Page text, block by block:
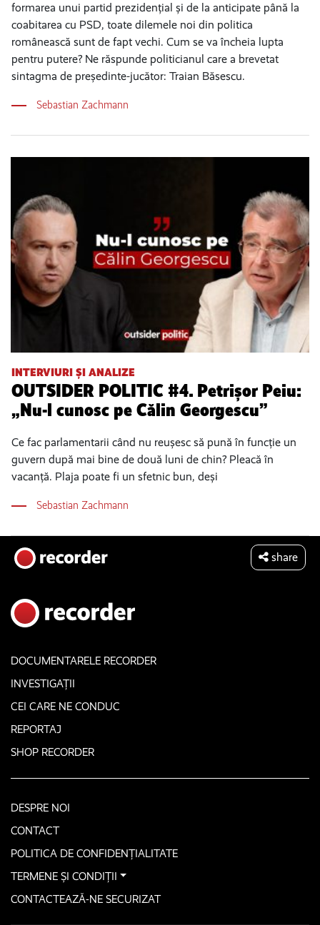
formarea unui partid prezidențial și de la anticipate până la
coabitarea cu PSD, toate dilemele noi din politica
românească sunt de fapt vechi. Cum se va încheia lupta
pentru putere? Ne răspunde politicianul care a brevetat
sintagma de președinte-jucător: Traian Băsescu.
Sebastian Zachmann
INTERVIURI ȘI ANALIZE
OUTSIDER POLITIC #4. Petrișor Peiu:
„Nu-l cunosc pe Călin Georgescu”
Ce fac parlamentarii când nu reușesc să pună în funcție un
guvern după mai bine de două luni de chin? Pleacă în
vacanță. Plaja poate fi un sfetnic bun, deși
Sebastian Zachmann
share
DOCUMENTARELE RECORDER
INVESTIGAȚII
CEI CARE NE CONDUC
REPORTAJ
SHOP RECORDER
DESPRE NOI
CONTACT
POLITICA DE CONFIDENȚIALITATE
TERMENE ȘI CONDIȚII
CONTACTEAZĂ-NE SECURIZAT